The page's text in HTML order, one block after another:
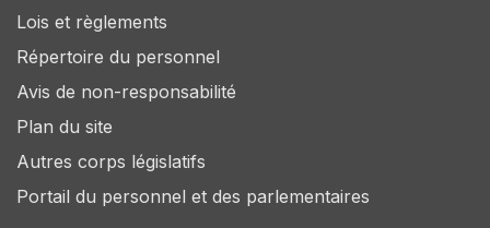
Lois et règlements
Répertoire du personnel
Avis de non-responsabilité
Plan du site
Autres corps législatifs
Portail du personnel et des parlementaires